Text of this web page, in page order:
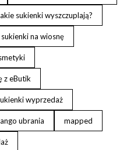
sukienki wyszczuplają?
na wiosnę
z eButik
wyprzedaż
ubrania mapped